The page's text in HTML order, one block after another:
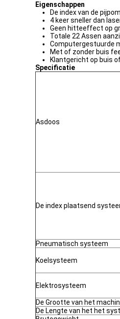
Eigenschappen
De index van de
4 keer sneller dan
Geen hitteeffect op
Totale 22 Assen
Computergestuurde
Met of zonder buis
Klantgericht op buis
Specificatie
Asdoos
De index plaatsend
Pneumatisch systeem
Koelsysteem
Elektrosysteem
De Grootte van het
De Lengte van het het